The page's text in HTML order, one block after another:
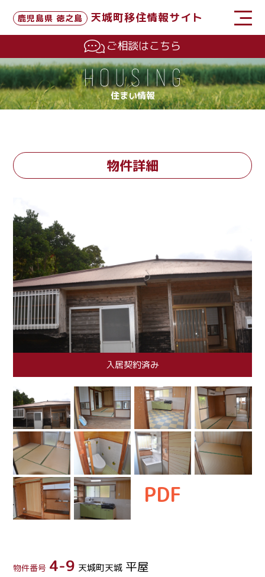
鹿児島県 徳之島
天城町移住情報サイト
ご相談はこちら
住まい情報
物件詳細
入居契約済み
PDF
物件番号 4-9 天城町天城 平屋